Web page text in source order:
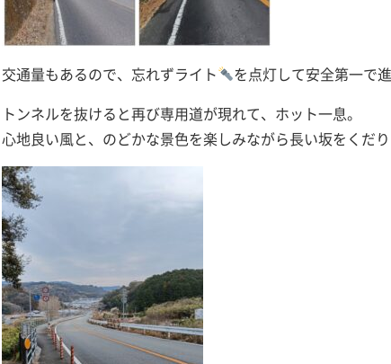
交通量もあるので、忘れずライト を点灯して安全第一で
トンネルを抜けると再び専用道が現れて、ホット一息。
心地良い風と、のどかな景色を楽しみながら長い坂をくだり